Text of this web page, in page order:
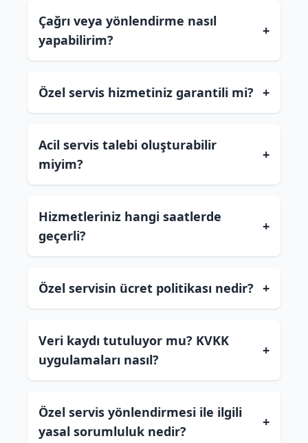
Çağrı veya yönlendirme nasıl
yapabilirim?
+
Özel servis hizmetiniz garantili mi? +
Acil servis talebi oluşturabilir
miyim?
+
Hizmetleriniz hangi saatlerde
geçerli?
+
Özel servisin ücret politikası nedir? +
Veri kaydı tutuluyor mu? KVKK
uygulamaları nasıl?
+
Özel servis yönlendirmesi ile ilgili
yasal sorumluluk nedir?
+